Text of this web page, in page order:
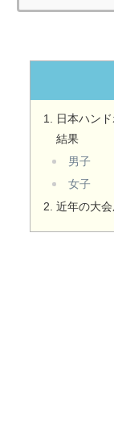
日本ハン
結果
男子
女子
近年の大